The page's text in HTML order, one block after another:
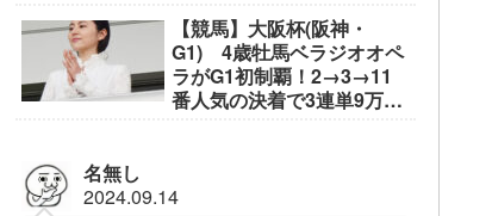
【競馬】大阪杯(阪神・
G1) 4歳牡馬ベラジオオペ
ラがG1初制覇！2→3→11
番人気の決着で3連単9万
名無し
2024.09.14